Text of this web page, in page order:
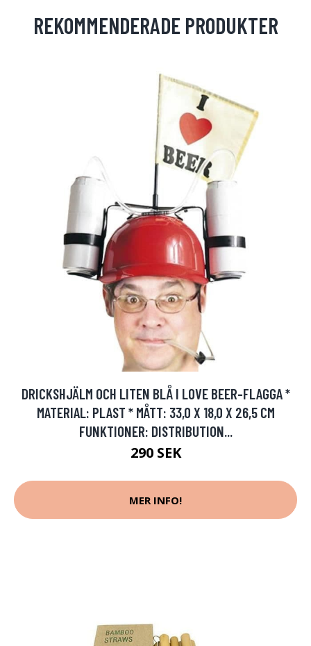
REKOMMENDERADE PRODUKTER
DRICKSHJÄLM OCH LITEN BLÅ I LOVE BEER-FLAGGA *
MATERIAL: PLAST * MÅTT: 33,0 X 18,0 X 26,5 CM
FUNKTIONER: DISTRIBUTION...
290 SEK
MER INFO!